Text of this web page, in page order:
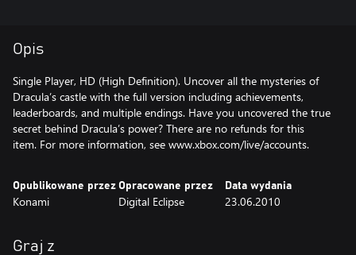
Opis
Single Player, HD (High Definition). Uncover all the mysteries of
Dracula’s castle with the full version including achievements,
leaderboards, and multiple endings. Have you uncovered the true
secret behind Dracula’s power? There are no refunds for this
item. For more information, see www.xbox.com/live/accounts.
Opublikowane przez
Konami
Opracowane przez
Digital Eclipse
Data wydania
23.06.2010
Graj z